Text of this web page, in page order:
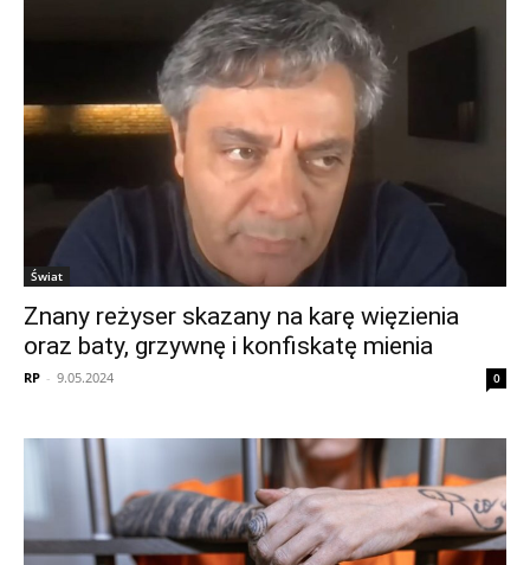
Świat
Znany reżyser skazany na karę więzienia
oraz baty, grzywnę i konfiskatę mienia
RP - 9.05.2024 0